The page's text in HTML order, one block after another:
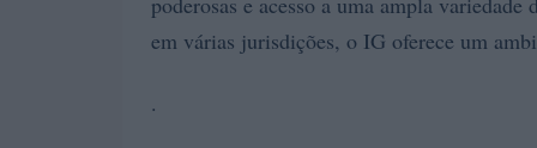
em várias jurisdições, o IG oferece um
.